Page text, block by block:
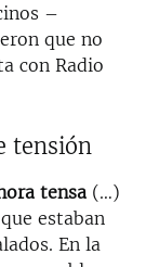
–
que no
con Radio
tensión
tensa (…)
estaban
En la